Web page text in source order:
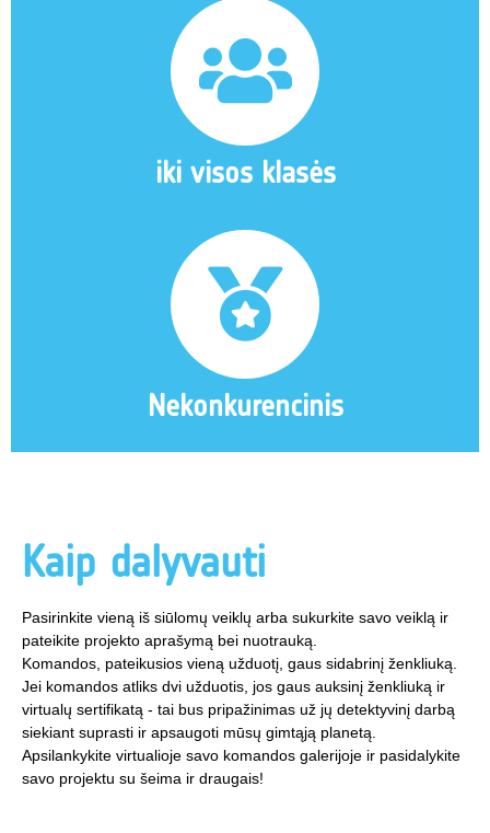
iki visos klasės
Nekonkurencinis
Kaip dalyvauti
Pasirinkite vieną iš siūlomų veiklų arba sukurkite savo veiklą ir
pateikite projekto aprašymą bei nuotrauką.
Komandos, pateikusios vieną užduotį, gaus sidabrinį ženkliuką.
Jei komandos atliks dvi užduotis, jos gaus auksinį ženkliuką ir
virtualų sertifikatą - tai bus pripažinimas už jų detektyvinį darbą
siekiant suprasti ir apsaugoti mūsų gimtąją planetą.
Apsilankykite virtualioje savo komandos galerijoje ir pasidalykite
savo projektu su šeima ir draugais!